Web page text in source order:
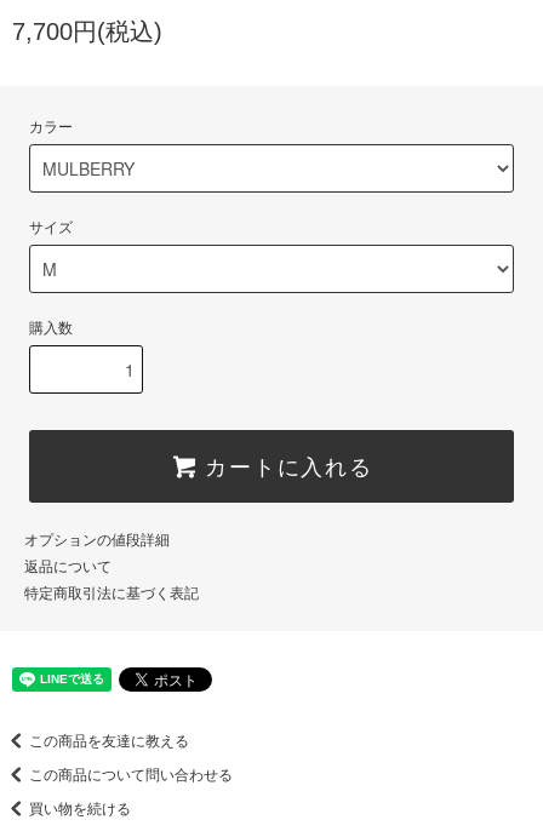
7,700円(税込)
カラー
サイズ
購入数
カートに入れる
オプションの値段詳細
返品について
特定商取引法に基づく表記
この商品を友達に教える
この商品について問い合わせる
買い物を続ける